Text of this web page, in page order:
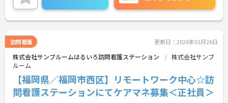
でご気軽にお問合せください。
訪問看護 更新日：2026年01月26日
株式会社サンブルームはるいろ訪問看護ステーション
株式会社サンブ
ルーム
【福岡県／福岡市西区】リモートワーク中心☆訪
問看護ステーションにてケアマネ募集＜正社員＞